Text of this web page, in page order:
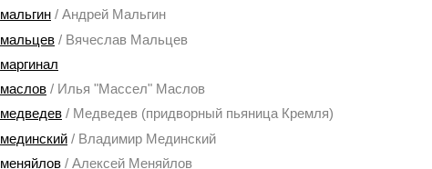
мальгин / Андрей Мальгин
мальцев / Вячеслав Мальцев
маргинал
маслов / Илья "Массел" Маслов
медведев / Медведев (придворный пьяница Кремля)
мединский / Владимир Мединский
меняйлов / Алексей Меняйлов